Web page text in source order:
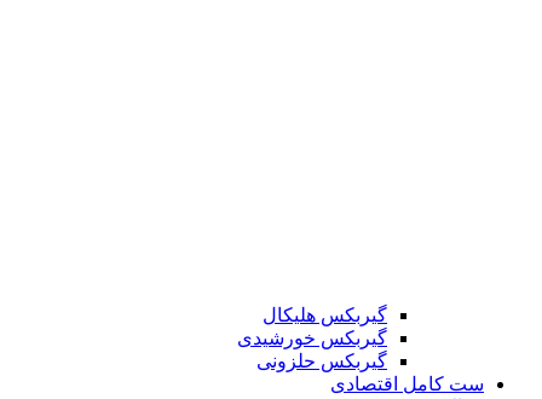
گیربکس هلیکال
گیربکس خورشیدی
گیربکس حلزونی
ست کامل اقتصادی